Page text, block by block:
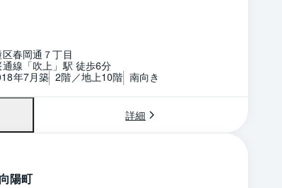
春岡通７丁目
線「吹上」駅 徒歩6分
年7月築 2階／地上10階 南向き
詳細
陽町